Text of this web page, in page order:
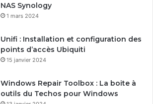
NAS Synology
1 mars 2024
Unifi : Installation et configuration des
points d’accès Ubiquiti
15 janvier 2024
Windows Repair Toolbox : La boite à
outils du Techos pour Windows